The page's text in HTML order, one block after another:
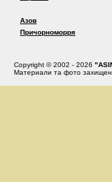
Азов
Причорноморря
Copyright © 2002 - 2026
Материали та фото